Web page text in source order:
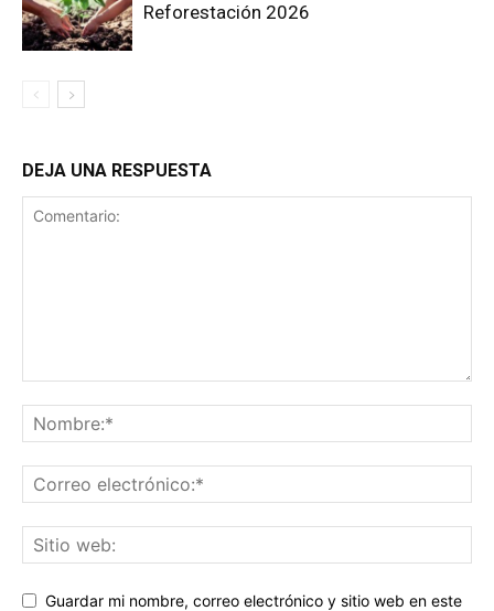
Reforestación 2026
DEJA UNA RESPUESTA
Guardar mi nombre, correo electrónico y sitio web en este